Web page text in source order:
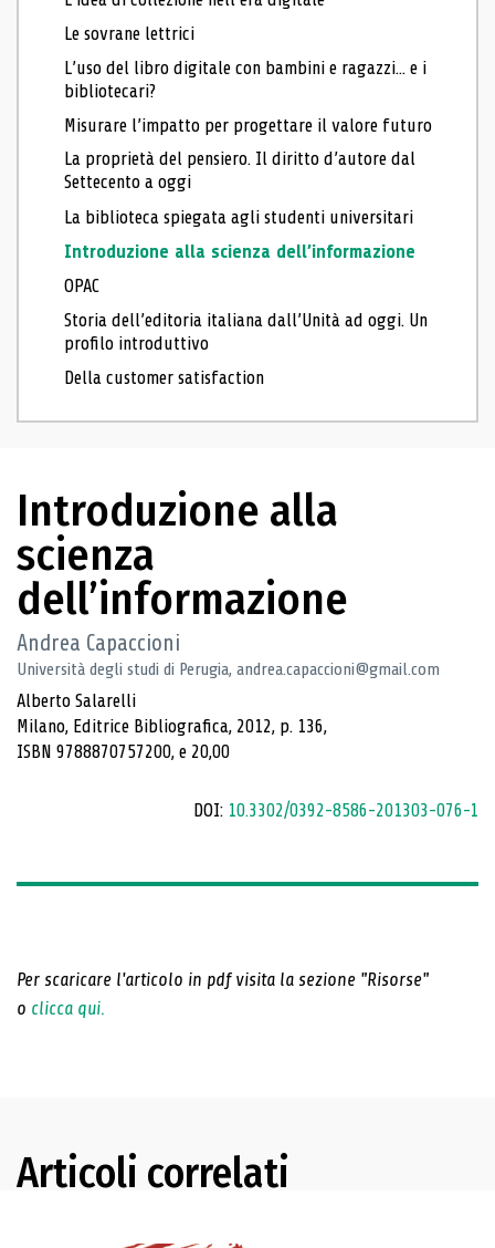
Le sovrane lettrici
L’uso del libro digitale con bambini e ragazzi... e i
bibliotecari?
Misurare l’impatto per progettare il valore futuro
La proprietà del pensiero. Il diritto d’autore dal
Settecento a oggi
La biblioteca spiegata agli studenti universitari
Introduzione alla scienza dell’informazione
OPAC
Storia dell’editoria italiana dall’Unità ad oggi. Un
profilo introduttivo
Della customer satisfaction
Introduzione alla
scienza
dell’informazione
Andrea Capaccioni
Università degli studi di Perugia, andrea.capaccioni@gmail.com
Alberto Salarelli
Milano, Editrice Bibliografica, 2012, p. 136,
ISBN 9788870757200, e 20,00
DOI: 10.3302/0392-8586-201303-076-1
Per scaricare l'articolo in pdf visita la sezione "Risorse"
o clicca qui.
Articoli correlati